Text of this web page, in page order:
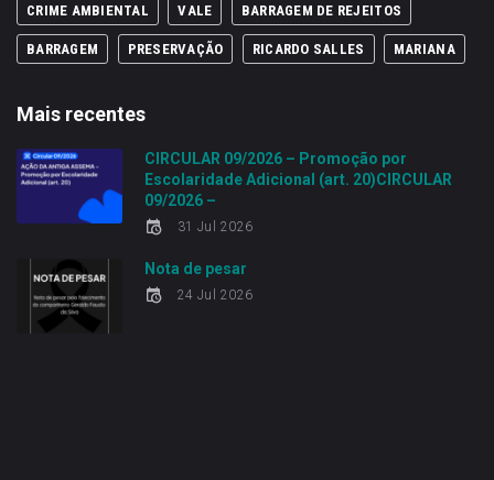
CRIME AMBIENTAL VALE BARRAGEM DE REJEITOS
BARRAGEM PRESERVAÇÃO RICARDO SALLES MARIANA
Mais recentes
CIRCULAR 09/2026 – Promoção por
Escolaridade Adicional (art. 20)CIRCULAR
09/2026 –
31 Jul 2026
Nota de pesar
24 Jul 2026